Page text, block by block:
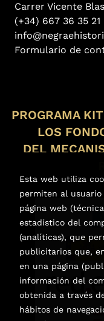
Carrer Vicente
(+34) 667 36 35 21
Formulario de
PROGRAMA
LOS
DEL
Esta web utiliza
permiten al usuario
página web
estadístico del
(analíticas), que
publicitarios que,
en una página
información del
obtenida a través
hábitos de